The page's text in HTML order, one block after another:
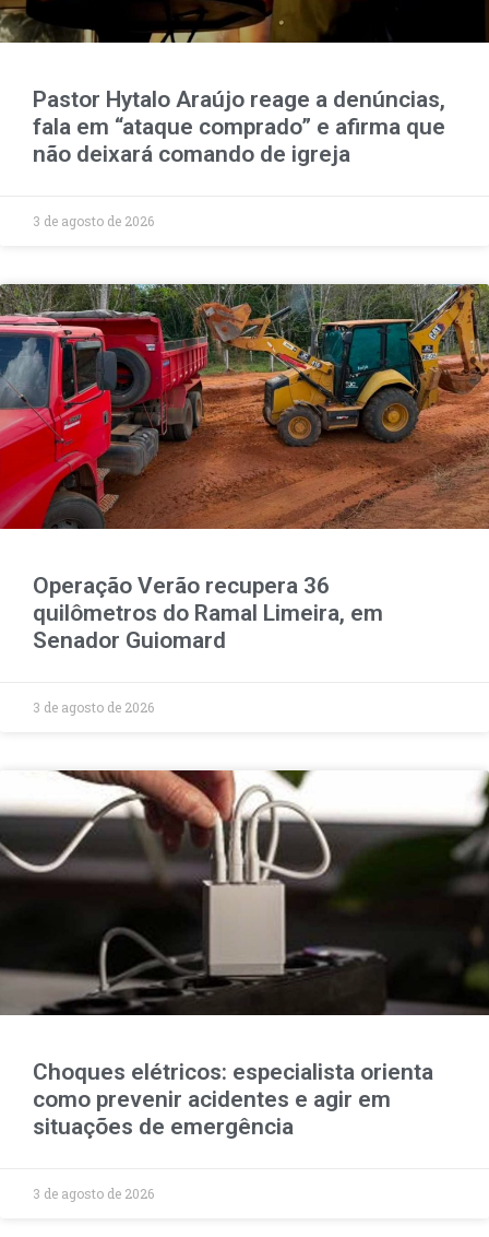
Pastor Hytalo Araújo reage a denúncias,
fala em “ataque comprado” e afirma que
não deixará comando de igreja
3 de agosto de 2026
Operação Verão recupera 36
quilômetros do Ramal Limeira, em
Senador Guiomard
3 de agosto de 2026
Choques elétricos: especialista orienta
como prevenir acidentes e agir em
situações de emergência
3 de agosto de 2026